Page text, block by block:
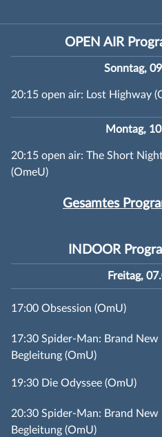
OPEN AIR
Sonntag,
20:15 open air: Lost Highway
Montag,
20:15 open air: The Short
(OmeU)
Gesamtes
INDOOR
Freitag,
17:00 Obsession (OmU)
17:30 Spider-Man: Brand
Begleitung (OmU)
19:30 Die Odyssee (OmU)
20:30 Spider-Man: Brand
Begleitung (OmU)